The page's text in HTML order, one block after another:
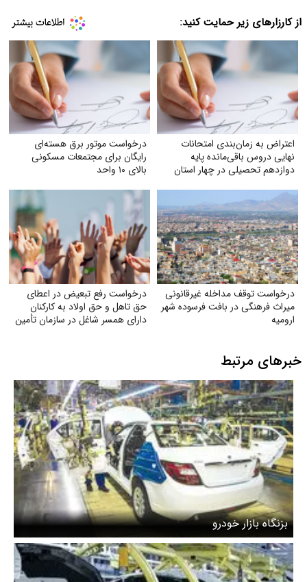
از کارزارهای زیر حمایت کنید:
اعتراض به زمان‌بندی امتحانات
نهایی دروس باقی‌مانده پایه
دوازدهم تحصیلی در چهار استان
عدالت آموزشی
درخواست موتور برق هسته‌ای
رایگان برای مجتمعات مسکونی
بالای ۱۰ واحد
درخواست توقف مداخله غیرقانونی
میراث فرهنگی در بافت فرسوده شهر
ارومیه
درخواست رفع تبعیض در اعطای
حق تاهل و حق اولاد به کارکنان
دارای همسر شاغل در سازمان تأمین
خبرهای مرتبط
بزنگاه بازار خودرو